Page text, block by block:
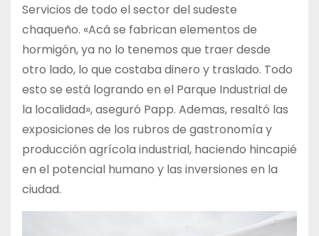
Servicios de todo el sector del sudeste
chaqueño. «Acá se fabrican elementos de
hormigón, ya no lo tenemos que traer desde
otro lado, lo que costaba dinero y traslado. Todo
esto se está logrando en el Parque Industrial de
la localidad», aseguró Papp. Ademas, resaltó las
exposiciones de los rubros de gastronomía y
producción agrícola industrial, haciendo hincapié
en el potencial humano y las inversiones en la
ciudad.